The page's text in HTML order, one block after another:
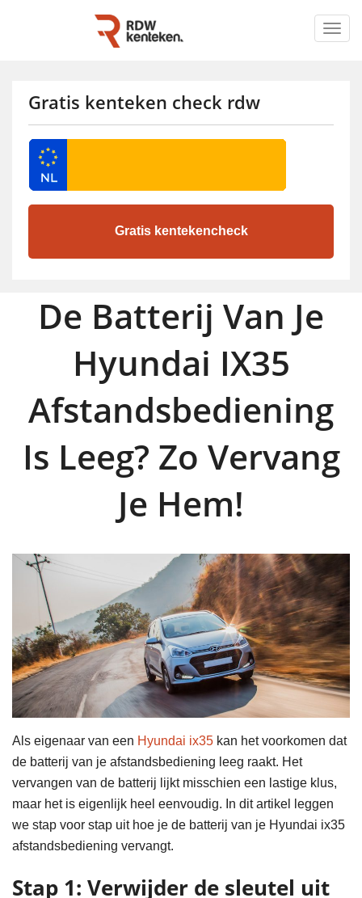
Gratis kenteken check rdw
De Batterij Van Je
Hyundai IX35
Afstandsbediening
Is Leeg? Zo Vervang
Je Hem!
Als eigenaar van een Hyundai ix35 kan het voorkomen dat
de batterij van je afstandsbediening leeg raakt. Het
vervangen van de batterij lijkt misschien een lastige klus,
maar het is eigenlijk heel eenvoudig. In dit artikel leggen
we stap voor stap uit hoe je de batterij van je Hyundai ix35
afstandsbediening vervangt.
Stap 1: Verwijder de sleutel uit